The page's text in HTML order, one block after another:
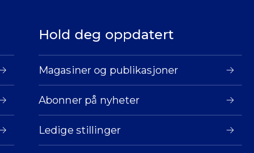
Hold deg oppdatert
Magasiner og publikasjoner
Abonner på nyheter
Ledige stillinger